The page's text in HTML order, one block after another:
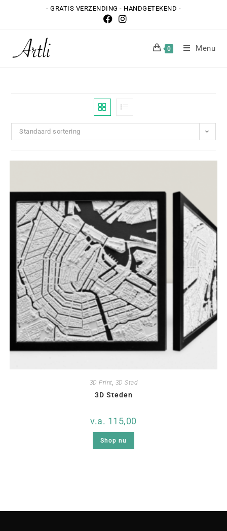
- GRATIS VERZENDING - HANDGETEKEND -
0 Menu
Standaard sortering
3D Print 3D Stad
3D Steden
v.a. 115,00
Shop nu